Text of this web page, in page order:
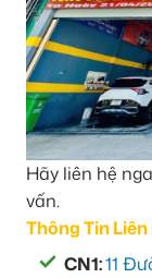
Hãy liên hệ
vấn.
Thông Tin Liên
CN1:11